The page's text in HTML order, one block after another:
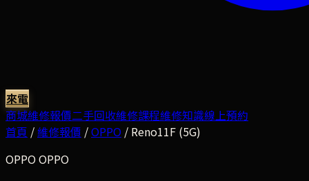
來電
商城維修報價二手回收維修課程維修知識線上預約
首頁 /維修報價 /OPPO / Reno11F (5G)
OPPO OPPO